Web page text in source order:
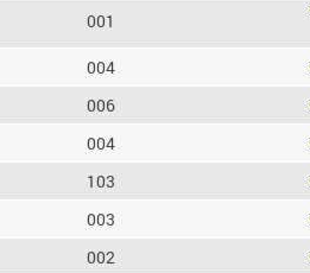
001
004
006
004
103
003
002